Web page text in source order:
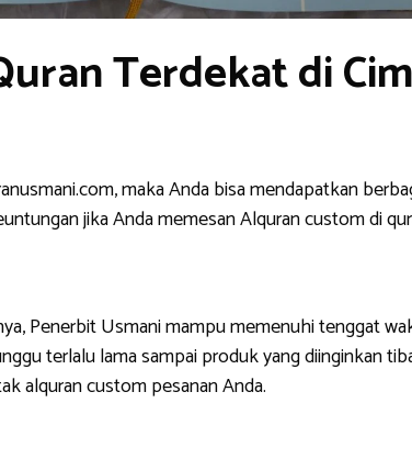
Terdekat di
maka Anda bisa mendapatkan
jika Anda memesan Alquran custom di
Penerbit Usmani mampu memenuhi tenggat
terlalu lama sampai produk yang diinginkan
alquran custom pesanan Anda.